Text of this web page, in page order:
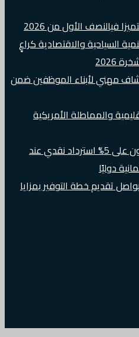
فيالنصف الأول من 2026
السياحية والاقتصادية كراعٍ
2026
مهني لأبناء الموظفين ضمن
والمماطلة الأمريكية
أكثر من 5000فائز سيحصلون على 5% استرداد نقدي عند
تقديم خطة التوفير بمزايا